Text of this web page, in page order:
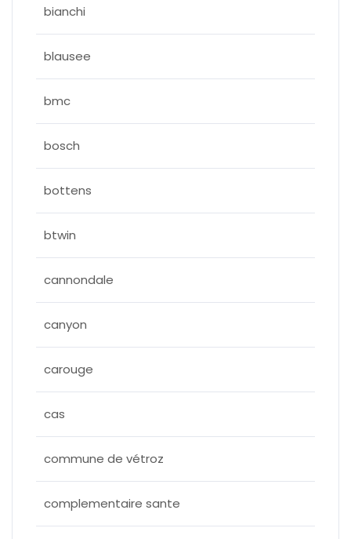
bianchi
blausee
bmc
bosch
bottens
btwin
cannondale
canyon
carouge
cas
commune de vétroz
complementaire sante